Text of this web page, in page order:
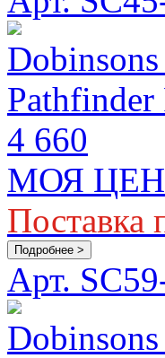
Pathfinder
4 660
МОЯ
Поставка
Подробнее >
Арт.